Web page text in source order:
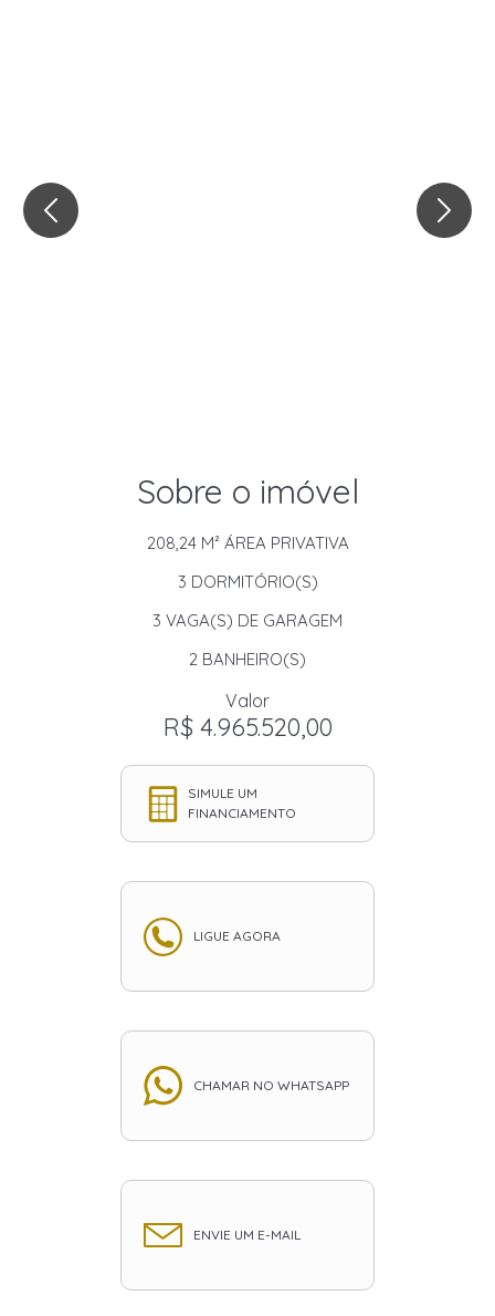
Sobre o imóvel
208,24 M² ÁREA PRIVATIVA
3 DORMITÓRIO(S)
3 VAGA(S) DE GARAGEM
2 BANHEIRO(S)
Valor
R$ 4.965.520,00
SIMULE UM
FINANCIAMENTO
LIGUE AGORA
CHAMAR NO WHATSAPP
ENVIE UM E-MAIL